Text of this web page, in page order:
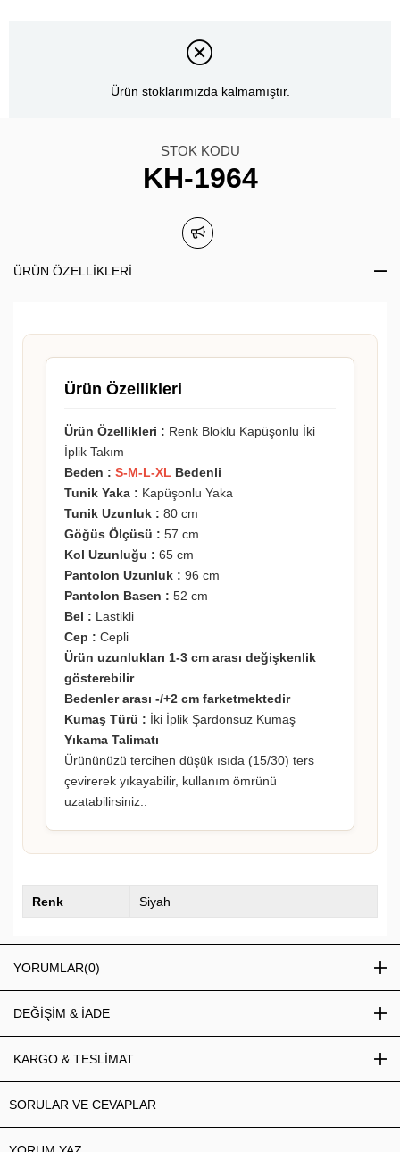
Ürün stoklarımızda kalmamıştır.
STOK KODU
KH-1964
ÜRÜN ÖZELLIKLERI
Ürün Özellikleri
Ürün Özellikleri : Renk Bloklu Kapüşonlu İki
İplik Takım
Beden : S-M-L-XL Bedenli
Tunik Yaka : Kapüşonlu Yaka
Tunik Uzunluk : 80 cm
Göğüs Ölçüsü : 57 cm
Kol Uzunluğu : 65 cm
Pantolon Uzunluk : 96 cm
Pantolon Basen : 52 cm
Bel : Lastikli
Cep : Cepli
Ürün uzunlukları 1-3 cm arası değişkenlik
gösterebilir
Bedenler arası -/+2 cm farketmektedir
Kumaş Türü : İki İplik Şardonsuz Kumaş
Yıkama Talimatı
Ürününüzü tercihen düşük ısıda (15/30) ters
çevirerek yıkayabilir, kullanım ömrünü
uzatabilirsiniz..
Renk Siyah
YORUMLAR(0)
DEĞİŞİM & İADE
KARGO & TESLİMAT
SORULAR VE CEVAPLAR